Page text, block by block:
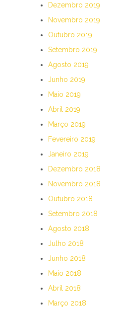
Dezembro 2019
Novembro 2019
Outubro 2019
Setembro 2019
Agosto 2019
Junho 2019
Maio 2019
Abril 2019
Março 2019
Fevereiro 2019
Janeiro 2019
Dezembro 2018
Novembro 2018
Outubro 2018
Setembro 2018
Agosto 2018
Julho 2018
Junho 2018
Maio 2018
Abril 2018
Março 2018